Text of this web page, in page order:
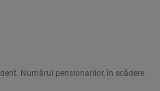
Numărul pensionarilor, în scădere